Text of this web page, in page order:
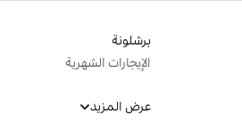
برشلونة
الإيجارات الشهرية
عرض المزيد